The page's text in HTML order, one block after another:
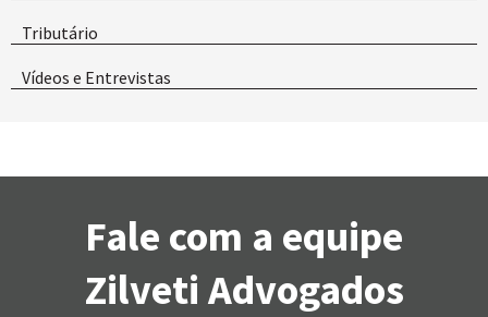
Tributário
Vídeos e Entrevistas
Fale com a equipe
Zilveti Advogados